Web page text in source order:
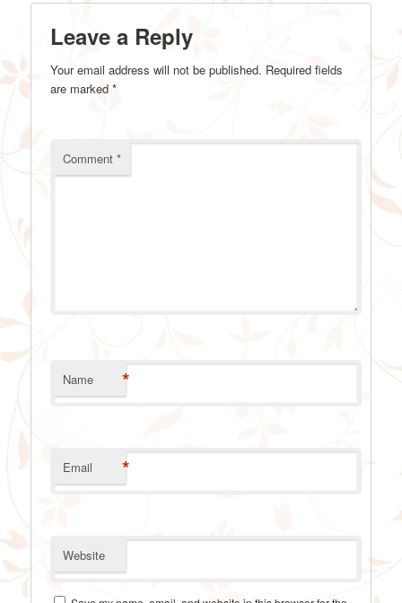
Leave a Reply
Your email address will not be published. Required fields
are marked*
Comment*
Name *
Email *
Website